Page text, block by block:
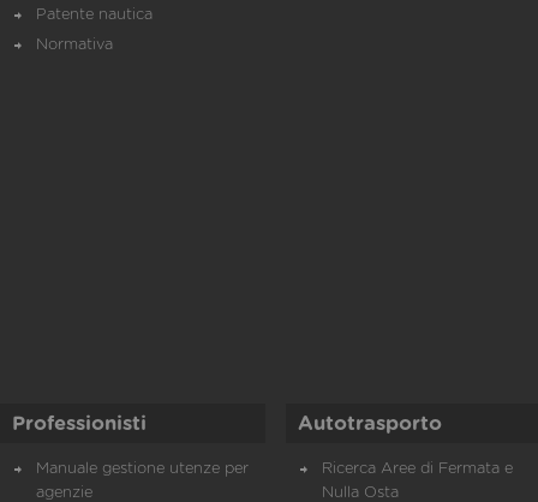
Patente nautica
Normativa
Professionisti
Manuale gestione utenze per
agenzie
Autotrasporto
Ricerca Aree di Fermata e
Nulla Osta